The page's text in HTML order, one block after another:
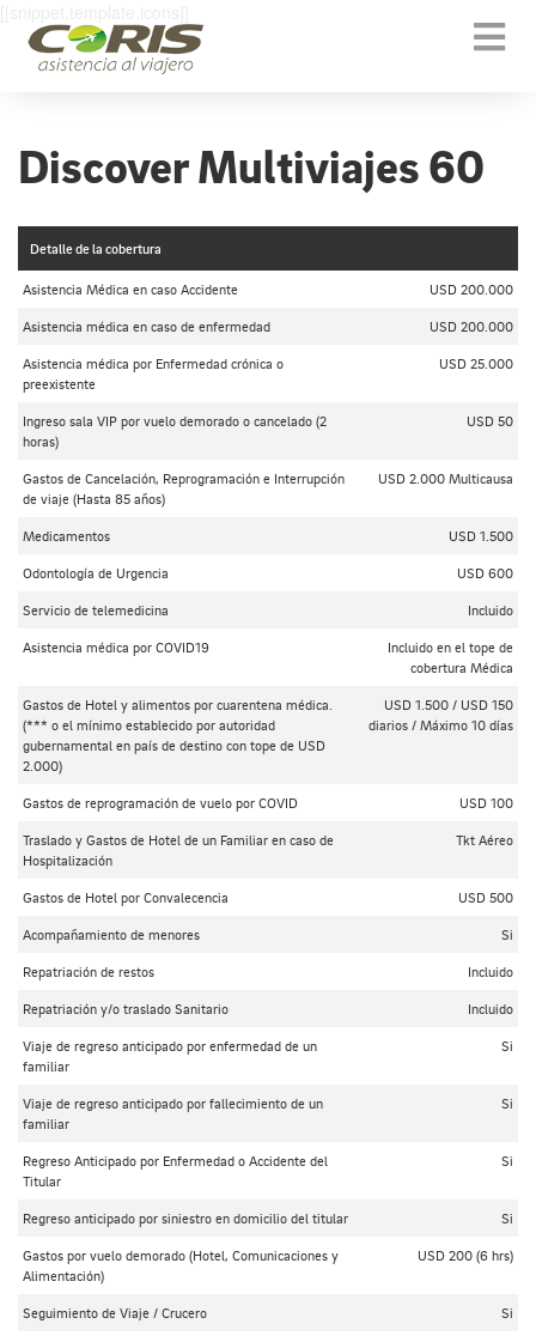
Discover Multiviajes 60
Detalle de la cobertura
Asistencia Médica en caso Accidente USD 200.000
Asistencia médica en caso de enfermedad USD 200.000
Asistencia médica por Enfermedad crónica o
preexistente
USD 25.000
Ingreso sala VIP por vuelo demorado o cancelado (2
horas)
USD 50
Gastos de Cancelación, Reprogramación e Interrupción
de viaje (Hasta 85 años)
USD 2.000 Multicausa
Medicamentos USD 1.500
Odontología de Urgencia USD 600
Servicio de telemedicina Incluido
Asistencia médica por COVID19
Incluido en el tope de
cobertura Médica
Gastos de Hotel y alimentos por cuarentena médica.
(*** o el mínimo establecido por autoridad
gubernamental en país de destino con tope de USD
2.000)
USD 1.500 / USD 150
diarios / Máximo 10 días
Gastos de reprogramación de vuelo por COVID USD 100
Traslado y Gastos de Hotel de un Familiar en caso de
Hospitalización
Tkt Aéreo
Gastos de Hotel por Convalecencia USD 500
Acompañamiento de menores Si
Repatriación de restos Incluido
Repatriación y/o traslado Sanitario Incluido
Viaje de regreso anticipado por enfermedad de un
familiar
Si
Viaje de regreso anticipado por fallecimiento de un
familiar
Si
Regreso Anticipado por Enfermedad o Accidente del
Titular
Si
Regreso anticipado por siniestro en domicilio del titular Si
Gastos por vuelo demorado (Hotel, Comunicaciones y
Alimentación)
USD 200 (6 hrs)
Seguimiento de Viaje / Crucero Si